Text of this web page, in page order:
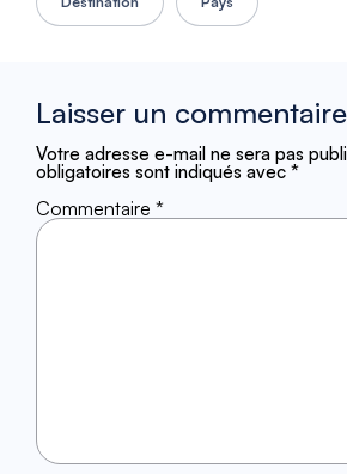
Laisser un commentaire
Votre adresse e-mail ne sera pas
obligatoires sont indiqués avec *
Commentaire *